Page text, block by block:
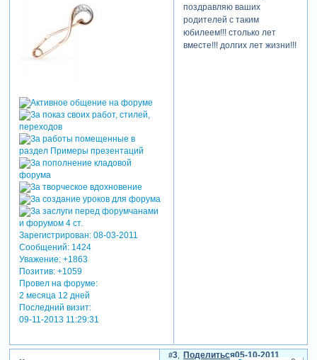
Зарегистрирован: 08-03-2011
Сообщений:1424
Уважение: +1863
Позитив: +1059
Провел на форуме:
2 месяца 12 дней
Последний визит:
09-11-2013 11:29:31
поздравляю ваших
родителей с таким
юбилеем!!! столько лет
вместе!!! долгих лет жизни!!!
Поделиться
3 05-10-2011